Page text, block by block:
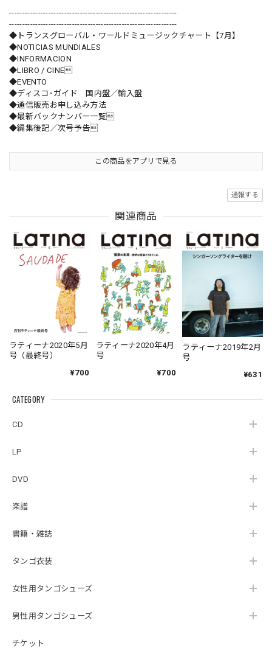
CATEGORY
CD
LP
DVD
楽譜
書籍・雑誌
タンゴ衣装
女性用タンゴシューズ
男性用タンゴシューズ
チケット
----------------------------------------------------------------
----------------------------------------------------------------
◆トランスグローバル・ワールドミュージックチャート【7月】
◆NOTICIAS MUNDIALES
◆INFORMACION
◆LIBRO / CINE
◆EVENTO
◆ディスコ･ガイド 国内盤／輸入盤
◆通信販売お申し込み方法
◆最新バックナンバー一覧
◆編集後記／次号予告
この商品をアプリで見る
通報する
関連商品
ラティーナ2020年5月
号（最終号）
¥700
ラティーナ2020年4月
号
¥700
ラティーナ2019年2月
号
¥631